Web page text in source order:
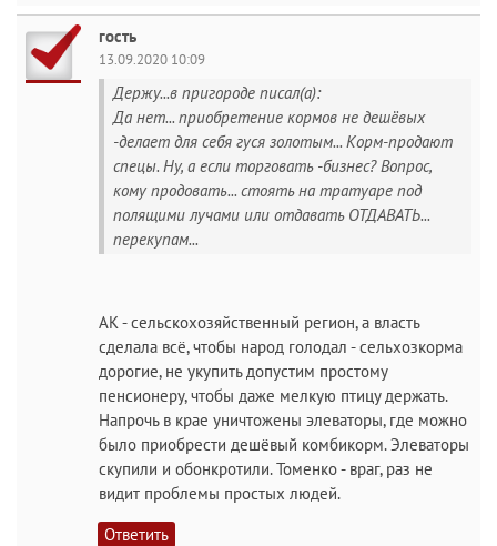
гость
13.09.2020 10:09
Держу...в пригороде писал(а):
Да нет... приобретение кормов не дешёвых
-делает для себя гуся золотым... Корм-продают
спецы. Ну, а если торговать -бизнес? Вопрос,
кому продовать... стоять на тратуаре под
полящими лучами или отдавать ОТДАВАТЬ...
перекупам...
АК - сельскохозяйственный регион, а власть
сделала всё, чтобы народ голодал - сельхозкорма
дорогие, не укупить допустим простому
пенсионеру, чтобы даже мелкую птицу держать.
Напрочь в крае уничтожены элеваторы, где можно
было приобрести дешёвый комбикорм. Элеваторы
скупили и обонкротили. Томенко - враг, раз не
видит проблемы простых людей.
Ответить